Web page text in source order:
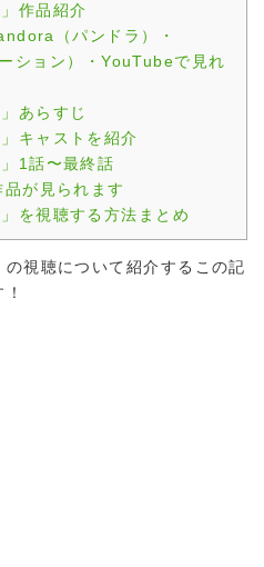
作品紹介
（パンドラ）・
ション）・YouTubeで見れ
あらすじ
キャストを紹介
1話〜最終話
が見られます
を視聴する方法まとめ
の視聴について紹介するこの記